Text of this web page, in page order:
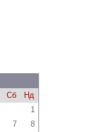
Сб
Нд
1
7
8